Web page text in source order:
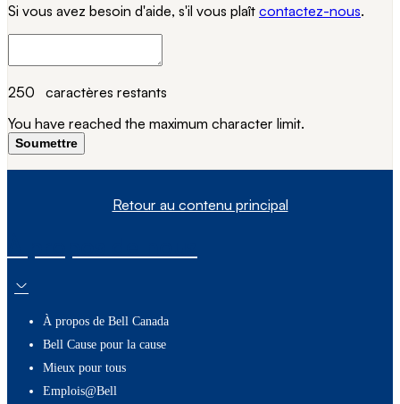
Si vous avez besoin d'aide, s'il vous plaît contactez-nous.
250 caractères restants
You have reached the maximum character limit.
Soumettre
Retour au contenu principal
À propos de Bell Canada
Bell Cause pour la cause
Mieux pour tous
Emplois@Bell